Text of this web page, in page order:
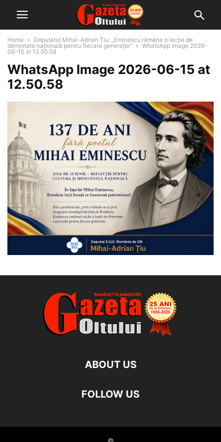
Home
Deputatul Mihai-Adrian Țiu: „Eminescu rămâne o lecție de
demnitate națională pentru fiecare generație”
WhatsApp Image 2026-
06-15 at 12.50.58
WhatsApp Image 2026-06-15 at
12.50.58
ABOUT US
FOLLOW US